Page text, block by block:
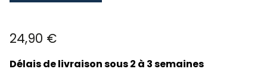
24,90 €
Délais de livraison sous 2 à 3 semaines